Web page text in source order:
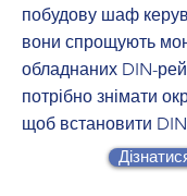
побудову шаф
вони спрощують
обладнаних DIN-
потрібно знімати
щоб встановити